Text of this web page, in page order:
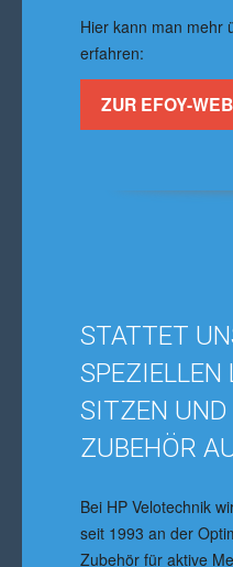
Hier kann man mehr
erfahren:
ZUR EFOY-
STATTET
SPEZIELLEN
SITZEN UND
ZUBEHÖR
Bei HP Velotechnik
seit 1993 an der
Zubehör für aktive